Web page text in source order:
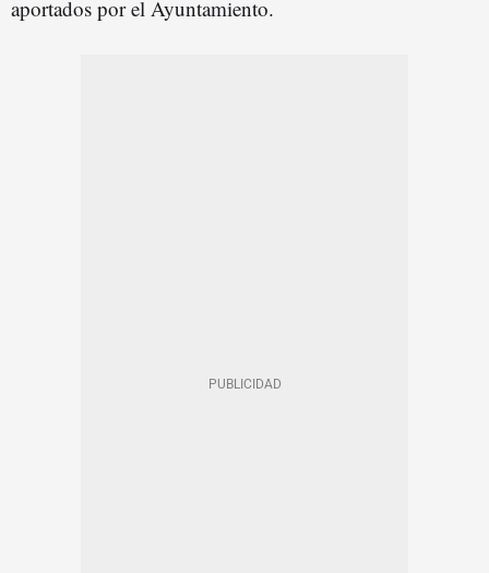
aportados por el Ayuntamiento.